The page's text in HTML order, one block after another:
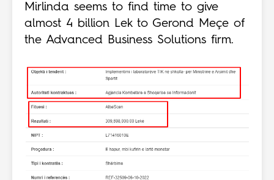
Mirlinda seems to find time to give
almost 4 billion Lek to Gerond Meçe of
the Advanced Business Solutions firm.